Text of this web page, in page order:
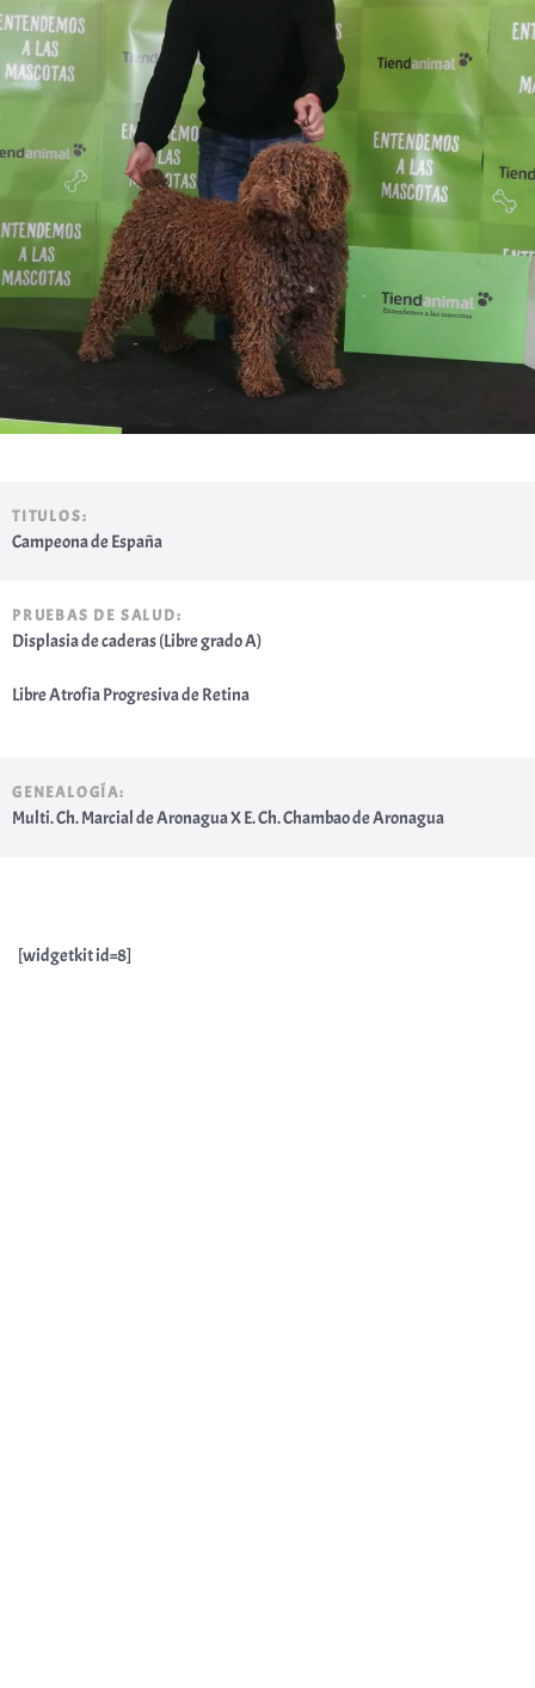
TITULOS:
Campeona de España
PRUEBAS DE SALUD:
Displasia de caderas (Libre grado A)
Libre Atrofia Progresiva de Retina
GENEALOGÍA:
Multi. Ch. Marcial de Aronagua X E. Ch. Chambao de Aronagua
[widgetkit id=8]